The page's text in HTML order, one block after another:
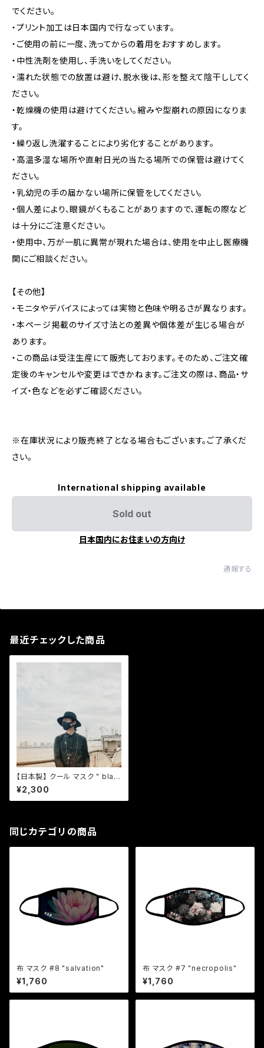
でください。
・プリント加工は日本国内で行なっています。
・ご使用の前に一度、洗ってからの着用をおすすめします。
・中性洗剤を使用し、手洗いをしてください。
・濡れた状態での放置は避け、脱水後は、形を整えて陰干ししてく
ださい。
・乾燥機の使用は避けてください。縮みや型崩れの原因になりま
す。
・繰り返し洗濯することにより劣化することがあります。
・高温多湿な場所や直射日光の当たる場所での保管は避けてく
ださい。
・乳幼児の手の届かない場所に保管をしてください。
・個人差により、眼鏡がくもることがありますので、運転の際など
は十分にご注意ください。
・使用中、万が一肌に異常が現れた場合は、使用を中止し医療機
関にご相談ください。
【その他】
・モニタやデバイスによっては実物と色味や明るさが異なります。
・本ページ掲載のサイズ寸法との差異や個体差が生じる場合が
あります。
・この商品は受注生産にて販売しております。そのため、ご注文確
定後のキャンセルや変更はできかねます。ご注文の際は、商品・サ
イズ・色などを必ずご確認ください。
※在庫状況により販売終了となる場合もございます。ご了承くだ
さい。
International shipping available
Sold out
日本国内にお住まいの方向け
通報する
最近チェックした商品
【日本製】 クール マスク " blac
k diamond "
¥2,300
同じカテゴリの商品
布 マスク #8 "salvation"
¥1,760
布 マスク #7 "necropolis"
¥1,760